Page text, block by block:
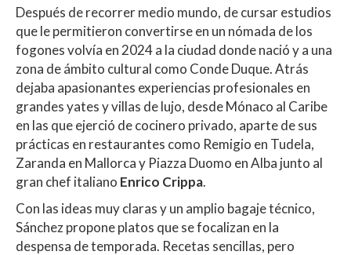
Después de recorrer medio mundo, de cursar estudios
que le permitieron convertirse en un nómada de los
fogones volvía en 2024 a la ciudad donde nació y a una
zona de ámbito cultural como Conde Duque. Atrás
dejaba apasionantes experiencias profesionales en
grandes yates y villas de lujo, desde Mónaco al Caribe
en las que ejerció de cocinero privado, aparte de sus
prácticas en restaurantes como Remigio en Tudela,
Zaranda en Mallorca y Piazza Duomo en Alba junto al
gran chef italiano Enrico Crippa.
Con las ideas muy claras y un amplio bagaje técnico,
Sánchez propone platos que se focalizan en la
despensa de temporada. Recetas sencillas, pero